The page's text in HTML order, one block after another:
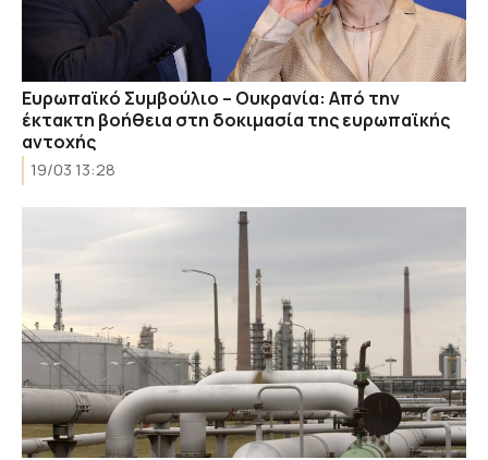
Ευρωπαϊκό Συμβούλιο – Ουκρανία: Από την
έκτακτη βοήθεια στη δοκιμασία της ευρωπαϊκής
αντοχής
19/03 13:28